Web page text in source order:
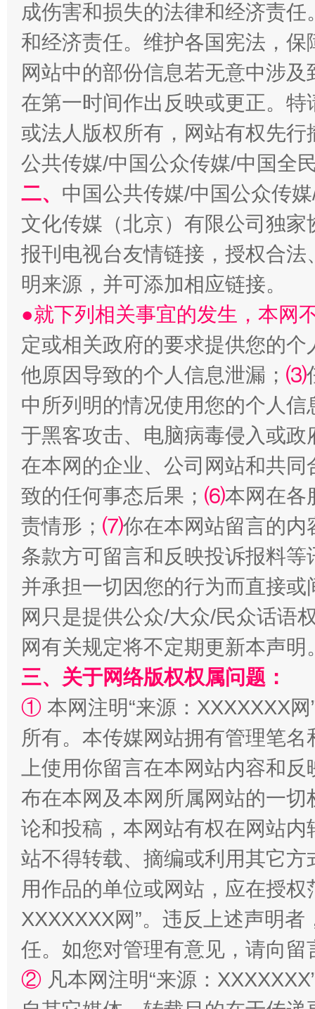
揭开“小金库”的免责幌子
受贿1.44亿！段成刚被判无期 从幼
全民健身五年计划来了！等你上场
阿坝州三大球赛在茂县开幕 规模
国家大学科技园优化重塑工作
成伤害和损失的法律和经济责
和经济责任。维护各国宪法，
网站中的部份信息若无意中涉
在第一时间作出反映或更正。
或法人版权所有，网站有权先
公共传媒/中国公众传媒/中国全
二、 中国公共传媒/中国公众传
文化传媒（北京）有限公司独
报刊电视台友情链接，授权合
明来源，并可添加相应链接。
●就下列相关事宜的发生，本网
定或相关政府的要求提供您的个
他原因导致的个人信息泄漏； ⑶
中所列明的情况使用您的个人
于黑客攻击、电脑病毒侵入或
在本网的企业、公司网站和共
致的任何事态后果； ⑹本网在各
责情形； ⑺你在本网站留言的内
条款方可留言和反映投诉报料
并承担一切因您的行为而直接
网只是提供公众/大众/民众话语
网有关规定将不定期更新本声明
三、关于网络版权权属问题：
① 本网注明“来源：XXXXXXX
所有。本传媒网站拥有管理笔
上使用你留言在本网站内容和
布在本网及本网所属网站的一
论和投稿，本网站有权在网站
站不得转载、摘编或利用其它
用作品的单位或网站，应在授
XXXXXXX网”。违反上述声明
任。如您对管理有意见，请向
② 凡本网注明“来源：